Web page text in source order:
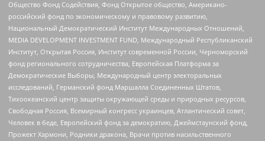
Общество Фонд Содействия, Фонд Открытое общество, Американо-
российский фонд по экономическому и правовому развитию,
Национальный Демократический Институт Международных Отношений,
MEDIA DEVELOPMENT INVESTMENT FUND, Международный Республиканский
Институт, Открытая Россия, Институт современной России, Черноморский
фонд регионального сотрудничества, Европейская Платформа за
Демократические Выборы, Международный центр электоральных
исследований, Германский фонд Маршалла Соединенных Штатов,
Тихоокеанский центр защиты окружающей среды и природных ресурсов,
Свободная Россия, Всемирный конгресс украинцев, Атлантический совет,
Человек в беде, Европейский фонд за демократию, Джеймстаунский фонд,
Прожект Хармони, Родники дракона, Врачи против насильственного